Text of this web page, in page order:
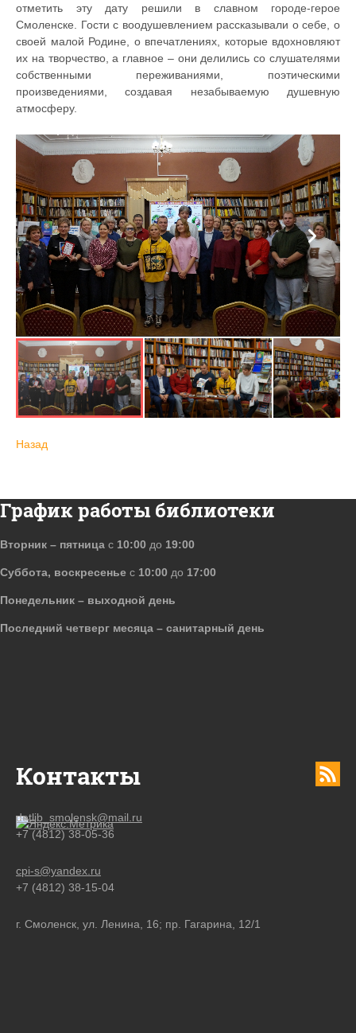
отметить эту дату решили в славном городе-герое
Смоленске. Гости с воодушевлением рассказывали о себе, о
своей малой Родине, о впечатлениях, которые вдохновляют
их на творчество, а главное – они делились со слушателями
собственными переживаниями, поэтическими
произведениями, создавая незабываемую душевную
атмосферу.
Назад
Контакты
detlib_smolensk@mail.ru
+7 (4812) 38-05-36
cpi-s@yandex.ru
+7 (4812) 38-15-04
г. Смоленск, ул. Ленина, 16; пр. Гагарина, 12/1
График работы библиотеки
Вторник – пятница с 10:00 до 19:00
Суббота, воскресенье с 10:00 до 17:00
Понедельник – выходной день
Последний четверг месяца – санитарный день